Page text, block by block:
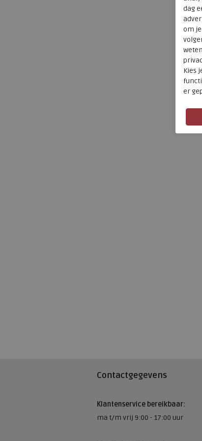
Contactgegevens
Klantenservice bereikbaar:
ma t/m vrij 9:00 - 17:00 uur
dag
om
Kies
er